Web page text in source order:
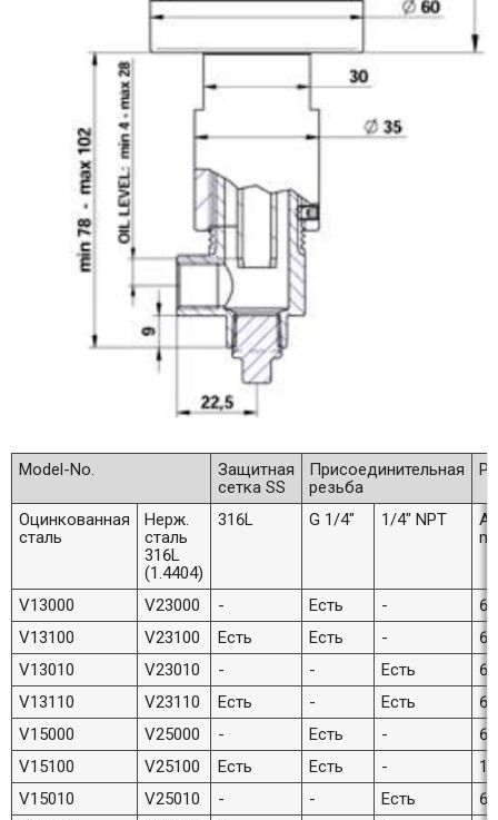
Model-No.
Защитная
сетка SS
Присоединительная
резьба
Оцинкованная
сталь
Нерж.
сталь
316L
(1.4404)
316L G 1/4" 1/4" NPT
А
V13000 V23000 - Есть -
60
V13100
V23100 Есть Есть -
60
V13010
V23010 - - Есть
60
V13110
V23110 Есть - Есть
60
V15000
V25000 - Есть -
64
V15100
V25100 Есть Есть -
V15010
V25010 - - Есть
64